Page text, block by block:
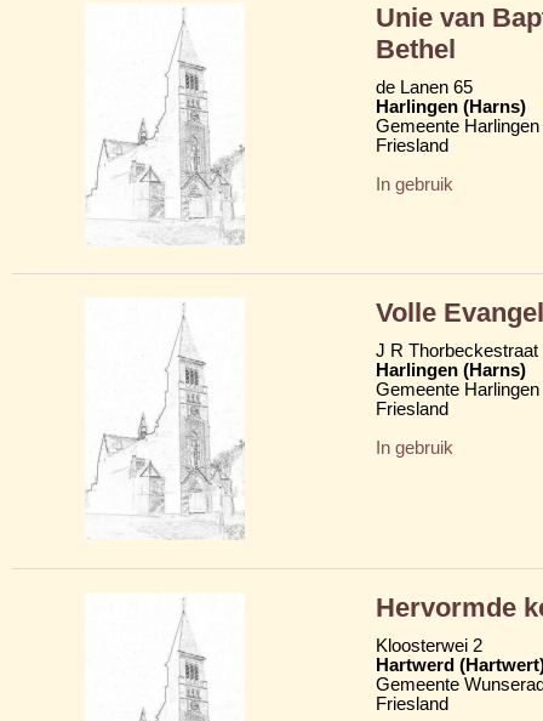
Unie van
Bethel
de Lanen 65
Harlingen (Harns)
Gemeente Harlingen
Friesland
In gebruik
Volle
J R Thorbeckestraat
Harlingen (Harns)
Gemeente Harlingen
Friesland
In gebruik
Hervormde
Kloosterwei 2
Hartwerd
Gemeente
Friesland